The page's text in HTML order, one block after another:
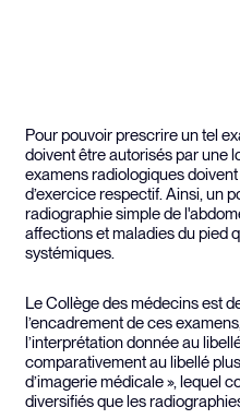
Pour pouvoir prescrire un tel
doivent être autorisés par une
examens radiologiques
d’exercice respectif. Ainsi, un
radiographie simple de
affections et maladies du pied
systémiques.
Le Collège des médecins est
l’encadrement de ces
l’interprétation donnée au
comparativement au libellé
d’imagerie médicale », lequel
diversifiés que les